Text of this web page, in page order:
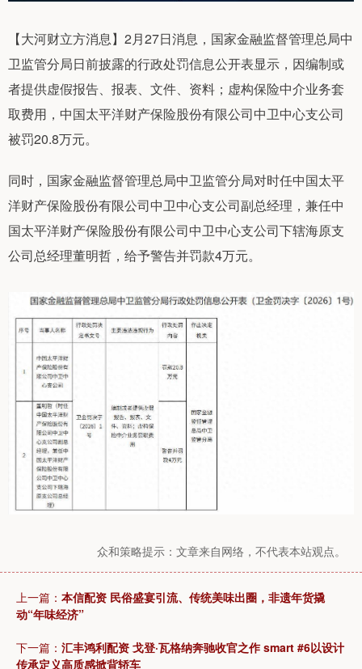
【大河财立方消息】2月27日消息，国家金融监督管理总局中
卫监管分局日前披露的行政处罚信息公开表显示，因编制或
者提供虚假报告、报表、文件、资料；虚构保险中介业务套
取费用，中国太平洋财产保险股份有限公司中卫中心支公司
被罚20.8万元。
同时，国家金融监督管理总局中卫监管分局对时任中国太平
洋财产保险股份有限公司中卫中心支公司副总经理，兼任中
国太平洋财产保险股份有限公司中卫中心支公司下辖海原支
公司总经理董明哲，给予警告并罚款4万元。
众和策略提示：文章来自网络，不代表本站观点。
上一篇： 本信配资 民俗盛宴引流、传统美味出圈，非遗年货撬
动“年味经济”
下一篇： 汇丰鸿利配资 戈登·瓦格纳奔驰收官之作 smart #6以设计
传承定义高质感掀背轿车